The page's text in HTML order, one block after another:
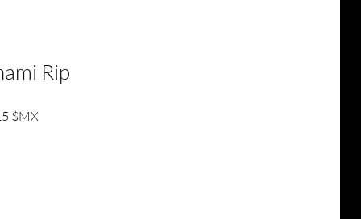
Rip
Price
$MXSale Price